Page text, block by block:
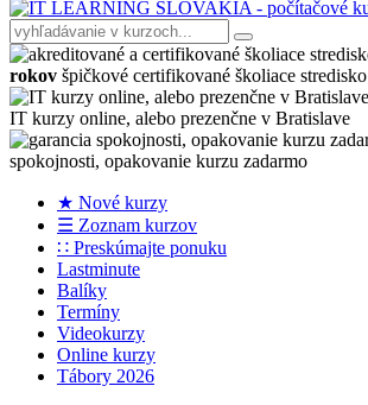
rokov špičkové certifikované školiace stredisko
IT kurzy online, alebo prezenčne v Bratislave
spokojnosti, opakovanie kurzu zadarmo
★ Nové kurzy
☰ Zoznam kurzov
∷ Preskúmajte ponuku
Lastminute
Balíky
Termíny
Videokurzy
Online kurzy
Tábory 2026